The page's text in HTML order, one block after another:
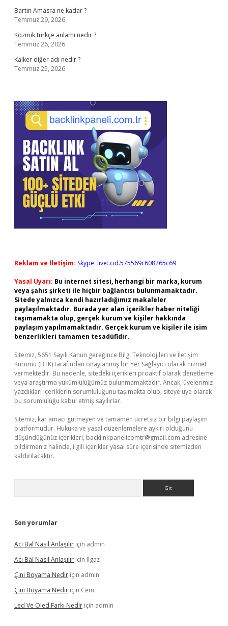
Bartın Amasra ne kadar ?
Temmuz 29, 2026
Kozmik türkçe anlamı nedir ?
Temmuz 26, 2026
Kalker diğer adı nedir ?
Temmuz 25, 2026
Reklam ve İletişim: Skype: live:.cid.575569c608265c69
Yasal Uyarı: Bu internet sitesi, herhangi bir marka, kurum
veya şahıs şirketi ile hiçbir bağlantısı bulunmamaktadır.
Sitede yalnızca kendi hazırladığımız makaleler
paylaşılmaktadır. Burada yer alan içerikler haber niteliği
taşımamakta olup, gerçek kurum ve kişiler hakkında
paylaşım yapılmamaktadır. Gerçek kurum ve kişiler ile isim
benzerlikleri tamamen tesadüfidir.
Sitemiz, 5651 Sayılı Kanun gereğince Bilgi Teknolojileri ve İletişim
Kurumu (BTK) tarafından onaylanmış bir Yer Sağlayıcı olarak hizmet
vermektedir. Bu nedenle, sitedeki içerikleri proaktif olarak denetleme
veya araştırma yükümlülüğümüz bulunmamaktadır. Ancak, üyelerimiz
yazdıkları içeriklerin sorumluluğunu taşımakta olup, siteye üye olarak
bu sorumluluğu kabul etmiş sayılırlar.
Sitemiz, kar amacı gütmeyen ve tamamen ücretsiz bir bilgi paylaşım
platformudur. Hukuka ve yasal düzenlemelere aykırı olduğunu
düşündüğünüz içerikleri, backlinkpanelicomtr@gmail.com adresine
bildirmeniz halinde, ilgili içerikler yasal süre içerisinde sitemizden
kaldırılacaktır.
Son yorumlar
Acı Bal Nasıl Anlaşılır için admin
Acı Bal Nasıl Anlaşılır için Ilgaz
Çini Boyama Nedir için admin
Çini Boyama Nedir için Cem
Led Ve Oled Farkı Nedir için admin